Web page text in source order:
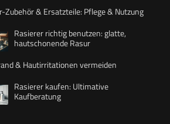
Zubehör & Ersatzteile: Pflege & Nutzung
Rasierer richtig benutzen: glatte,
hautschonende Rasur
& Hautirritationen vermeiden
Rasierer kaufen: Ultimative
Kaufberatung